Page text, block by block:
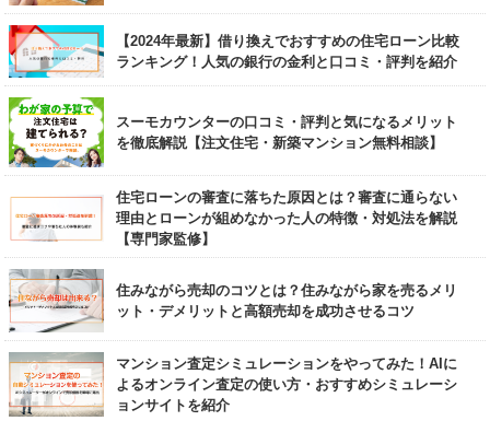
【2024年最新】借り換えでおすすめの住宅ローン比較
ランキング！人気の銀行の金利と口コミ・評判を紹介
スーモカウンターの口コミ・評判と気になるメリット
を徹底解説【注文住宅・新築マンション無料相談】
住宅ローンの審査に落ちた原因とは？審査に通らない
理由とローンが組めなかった人の特徴・対処法を解説
【専門家監修】
住みながら売却のコツとは？住みながら家を売るメリ
ット・デメリットと高額売却を成功させるコツ
マンション査定シミュレーションをやってみた！AIに
よるオンライン査定の使い方・おすすめシミュレーシ
ョンサイトを紹介